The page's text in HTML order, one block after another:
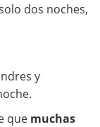
dos noches,
y
que muchas